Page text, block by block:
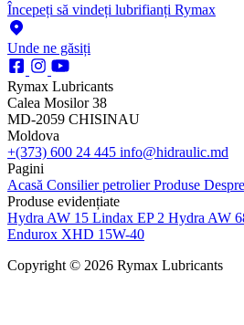
Începeți să vindeți lubrifianți Rymax
Unde ne găsiți
Rymax Lubricants
Calea Mosilor 38
MD-2059 CHISINAU
Moldova
+(373) 600 24 445 info@hidraulic.md
Pagini
Acasă Consilier petrolierProduse
Produse evidențiate
Hydra AW 15 Lindax EP 2 Hydra AW
Endurox XHD 15W-40
Copyright © 2026 Rymax Lubricants